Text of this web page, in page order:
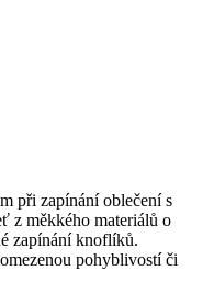
při zapínání oblečení s
z měkkého materiálů o
zapínání knoflíků.
pohyblivostí či